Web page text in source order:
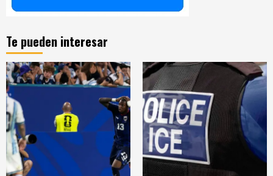
Te pueden interesar